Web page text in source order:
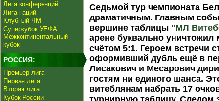
Лига конференций
Лига наций
Клубный ЧМ
Суперкубок УЕФА
Межконтинентальный
кубок
РОССИЯ:
Премьер-лига
Первая лига
Вторая лига
Кубок России
Седьмой тур чемпионата
драматичным. Главным
вершине таблицы "МЛ
арене буквально
счётом 5:1. Героем встречи
оформивший дубль ещё в
Лисакович и Месарович
гостям ни единого шанса.
витеблянам набрать 17
турнирную таблицу. Следом